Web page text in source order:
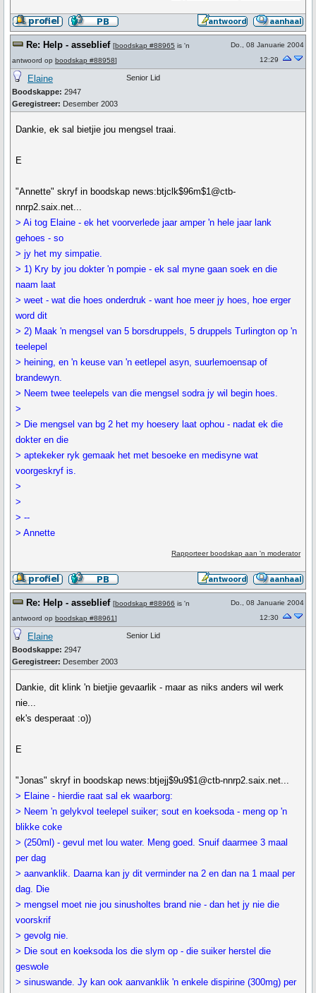
Re: Help - asseblief [boodskap #88965 is 'n
antwoord op boodskap #88958]
Do., 08 Januarie 2004
12:29
Elaine
Boodskappe: 2947
Geregistreer: Desember 2003
Senior Lid
Dankie, ek sal bietjie jou mengsel traai.
E
"Annette" skryf in boodskap news:btjclk$96m$1@ctb-
nnrp2.saix.net...
> Ai tog Elaine - ek het voorverlede jaar amper 'n hele jaar lank
gehoes - so
> jy het my simpatie.
> 1) Kry by jou dokter 'n pompie - ek sal myne gaan soek en die
naam laat
> weet - wat die hoes onderdruk - want hoe meer jy hoes, hoe erger
word dit
> 2) Maak 'n mengsel van 5 borsdruppels, 5 druppels Turlington op 'n
teelepel
> heining, en 'n keuse van 'n eetlepel asyn, suurlemoensap of
brandewyn.
> Neem twee teelepels van die mengsel sodra jy wil begin hoes.
>
> Die mengsel van bg 2 het my hoesery laat ophou - nadat ek die
dokter en die
> aptekeker ryk gemaak het met besoeke en medisyne wat
voorgeskryf is.
>
>
> --
> Annette
Rapporteer boodskap aan 'n moderator
Re: Help - asseblief [boodskap #88966 is 'n
antwoord op boodskap #88961]
Do., 08 Januarie 2004
12:30
Elaine
Boodskappe: 2947
Geregistreer: Desember 2003
Senior Lid
Dankie, dit klink 'n bietjie gevaarlik - maar as niks anders wil werk
nie...
ek's desperaat :o))
E
"Jonas" skryf in boodskap news:btjejj$9u9$1@ctb-nnrp2.saix.net...
> Elaine - hierdie raat sal ek waarborg:
> Neem 'n gelykvol teelepel suiker; sout en koeksoda - meng op 'n
blikke coke
> (250ml) - gevul met lou water. Meng goed. Snuif daarmee 3 maal
per dag
> aanvanklik. Daarna kan jy dit verminder na 2 en dan na 1 maal per
dag. Die
> mengsel moet nie jou sinusholtes brand nie - dan het jy nie die
voorskrif
> gevolg nie.
> Die sout en koeksoda los die slym op - die suiker herstel die
geswole
> sinuswande. Jy kan ook aanvanklik 'n enkele dispirine (300mg) per